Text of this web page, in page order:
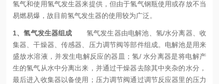
氢气和使用氢气发生器来提供，但由于氢气钢瓶使用或存放不当
易燃易爆，故目前氢气发生器的使用较为广泛。
1、氢气发生器组成 氢气发生器由电解池、氢/水分离器、收
集器、干燥器、传感器、压力调节阀等部件组成。电解池是用来
盛放水溶液，并发生电解反应的器皿；氢/ 水分离器是将电解产
生的氢气从水中分离出来，并通过干燥器去除其中夹杂的水分，
最后进入收集器以备使用；压力调节阀通过调节反应器里的压力